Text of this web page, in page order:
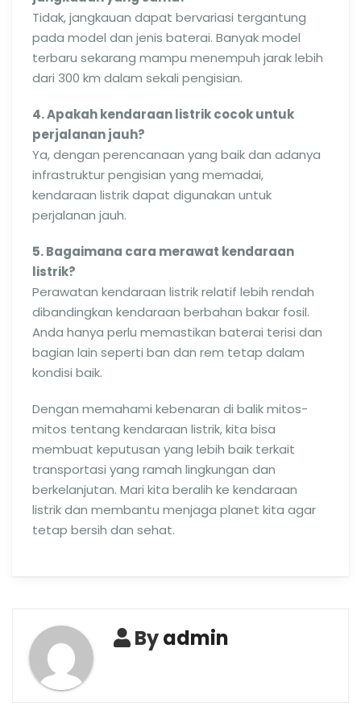
Tidak, jangkauan dapat bervariasi tergantung
pada model dan jenis baterai. Banyak model
terbaru sekarang mampu menempuh jarak lebih
dari 300 km dalam sekali pengisian.
4. Apakah kendaraan listrik cocok untuk
perjalanan jauh?
Ya, dengan perencanaan yang baik dan adanya
infrastruktur pengisian yang memadai,
kendaraan listrik dapat digunakan untuk
perjalanan jauh.
5. Bagaimana cara merawat kendaraan
listrik?
Perawatan kendaraan listrik relatif lebih rendah
dibandingkan kendaraan berbahan bakar fosil.
Anda hanya perlu memastikan baterai terisi dan
bagian lain seperti ban dan rem tetap dalam
kondisi baik.
Dengan memahami kebenaran di balik mitos-
mitos tentang kendaraan listrik, kita bisa
membuat keputusan yang lebih baik terkait
transportasi yang ramah lingkungan dan
berkelanjutan. Mari kita beralih ke kendaraan
listrik dan membantu menjaga planet kita agar
tetap bersih dan sehat.
Byadmin